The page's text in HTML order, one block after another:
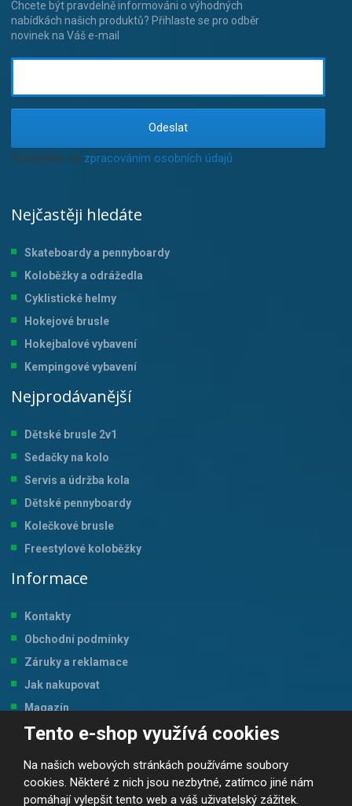
Tento e-shop využívá cookies
Na našich webových stránkách používáme soubory
cookies. Některé z nich jsou nezbytné, zatímco jiné nám
pomáhají vylepšit tento web a váš uživatelský zážitek.
Chcete být pravdelně informováni o výhodných
nabídkách našich produktů? Přihlaste se pro odběr
novinek na Váš e-mail
Odeslat
Souhlasím se zpracováním osobních údajů
Nejčastěji hledáte
Skateboardy a pennyboardy
Koloběžky a odrážedla
Cyklistické helmy
Hokejové brusle
Hokejbalové vybavení
Kempingové vybavení
Nejprodávanější
Dětské brusle 2v1
Sedačky na kolo
Servis a údržba kola
Dětské pennyboardy
Kolečkové brusle
Freestylové koloběžky
Informace
Kontakty
Obchodní podmínky
Záruky a reklamace
Jak nakupovat
Magazín
Tabulka velikostí